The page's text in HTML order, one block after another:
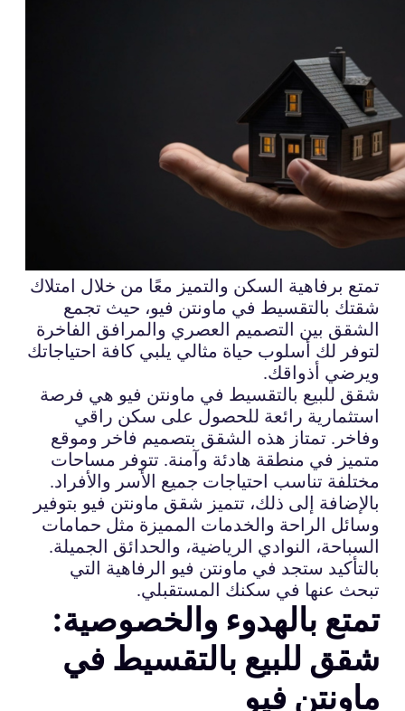
تمتع برفاهية السكن والتميز معًا من خلال امتلاك
شقتك بالتقسيط في ماونتن فيو، حيث تجمع
الشقق بين التصميم العصري والمرافق الفاخرة
لتوفر لك أسلوب حياة مثالي يلبي كافة احتياجاتك
ويرضي أذواقك.
شقق للبيع بالتقسيط في ماونتن فيو هي فرصة
استثمارية رائعة للحصول على سكن راقي
وفاخر. تمتاز هذه الشقق بتصميم فاخر وموقع
متميز في منطقة هادئة وآمنة. تتوفر مساحات
مختلفة تناسب احتياجات جميع الأسر والأفراد.
بالإضافة إلى ذلك، تتميز شقق ماونتن فيو بتوفير
وسائل الراحة والخدمات المميزة مثل حمامات
السباحة، النوادي الرياضية، والحدائق الجميلة.
بالتأكيد ستجد في ماونتن فيو الرفاهية التي
تبحث عنها في سكنك المستقبلي.
تمتع بالهدوء والخصوصية:
شقق للبيع بالتقسيط في
ماونتن فيو